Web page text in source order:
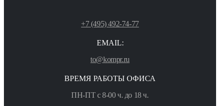
+7 (495) 492-74-77
EMAIL:
to@kompr.ru
ВРЕМЯ РАБОТЫ ОФИСА
ПН-ПТ с 8-00 ч. до 18 ч.